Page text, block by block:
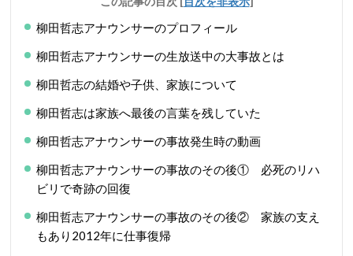
柳田哲志アナウンサーのプロフィール
柳田哲志アナウンサーの生放送中の大事故とは
柳田哲志の結婚や子供、家族について
柳田哲志は家族へ最後の言葉を残していた
柳田哲志アナウンサーの事故発生時の動画
柳田哲志アナウンサーの事故のその後① 必死のリハ
ビリで奇跡の回復
柳田哲志アナウンサーの事故のその後② 家族の支え
もあり2012年に仕事復帰